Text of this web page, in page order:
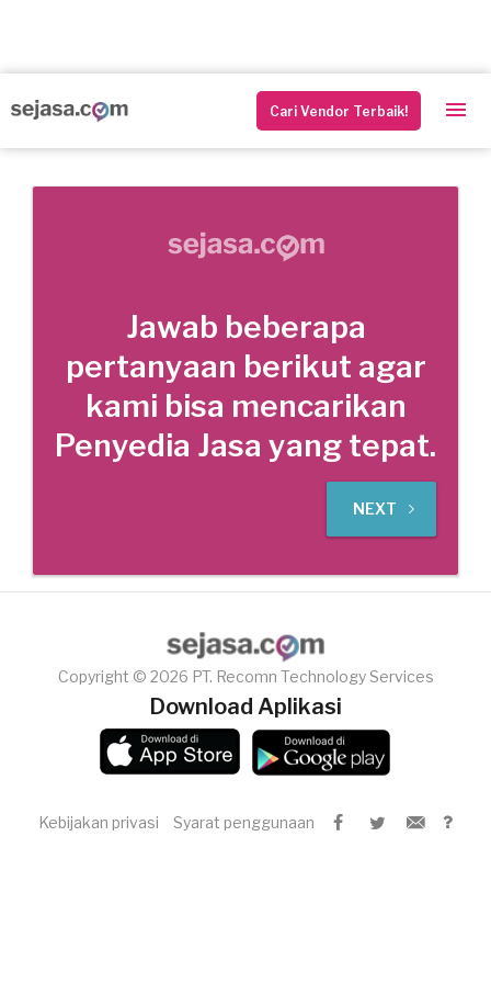
Cari Vendor Terbaik!
Jawab beberapa
pertanyaan berikut agar
kami bisa mencarikan
Penyedia Jasa yang tepat.
NEXT
Copyright © 2026 PT. Recomn Technology Services
Download Aplikasi
Kebijakan privasi Syarat penggunaan